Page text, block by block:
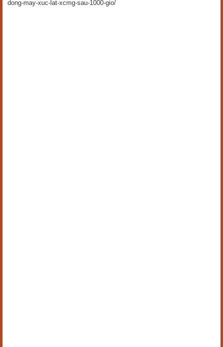
dong-may-xuc-lat-xcmg-sau-1000-gio/